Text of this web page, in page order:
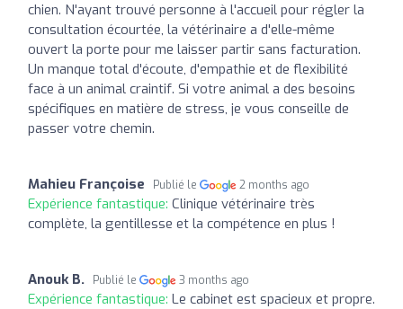
chien. N'ayant trouvé personne à l'accueil pour régler la
consultation écourtée, la vétérinaire a d'elle-même
ouvert la porte pour me laisser partir sans facturation.
Un manque total d'écoute, d'empathie et de flexibilité
face à un animal craintif. Si votre animal a des besoins
spécifiques en matière de stress, je vous conseille de
passer votre chemin.
Mahieu Françoise Publié le 2 months ago
Expérience fantastique: Clinique vétérinaire très
complète, la gentillesse et la compétence en plus !
Anouk B. Publié le 3 months ago
Expérience fantastique: Le cabinet est spacieux et propre.